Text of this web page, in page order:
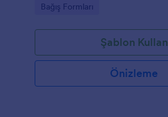
Go to Category:
Bağış Formları
Şablon Kullan
Önizleme